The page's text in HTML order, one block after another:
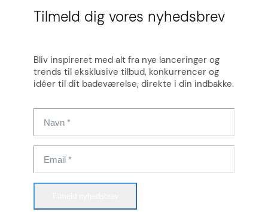
Tilmeld dig vores nyhedsbrev
Bliv inspireret med alt fra nye lanceringer og
trends til eksklusive tilbud, konkurrencer og
idéer til dit badeværelse, direkte i din indbakke.